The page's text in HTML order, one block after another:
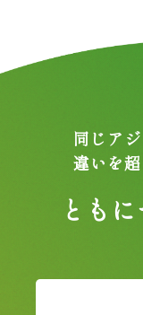
同じア
違いを
とも